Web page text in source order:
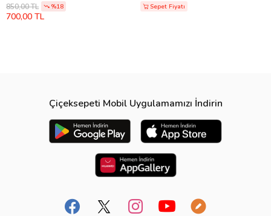
850,00 TL %18
700,00 TL
Sepet Fiyatı
Çiçeksepeti Mobil Uygulamamızı İndirin